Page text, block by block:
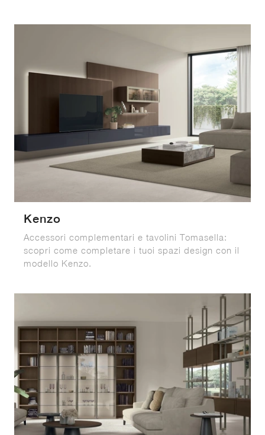
Kenzo
Accessori complementari e tavolini Tomasella:
scopri come completare i tuoi spazi design con il
modello Kenzo.